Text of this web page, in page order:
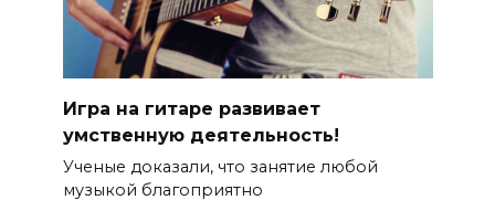
Игра на гитаре развивает
умственную деятельность!
Ученые доказали, что занятие любой
музыкой благоприятно